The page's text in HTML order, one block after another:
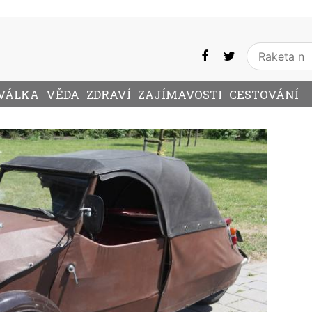
VĚDA ZDRAVÍ ZAJÍMAVOSTI CESTOVÁNÍ